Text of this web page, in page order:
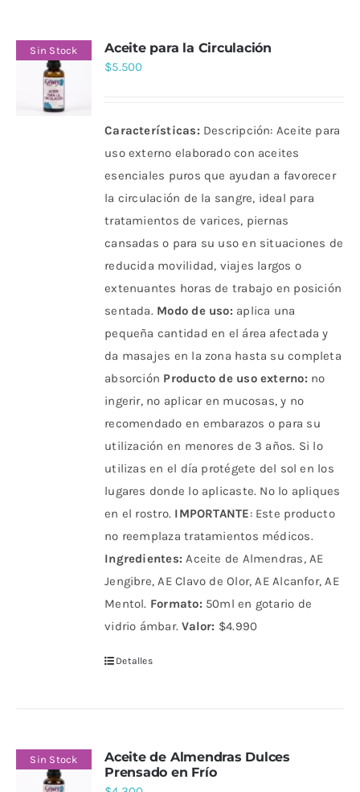
Sin Stock Aceite para la Circulación
$5.500
Características: Descripción: Aceite para
uso externo elaborado con aceites
esenciales puros que ayudan a favorecer
la circulación de la sangre, ideal para
tratamientos de varices, piernas
cansadas o para su uso en situaciones de
reducida movilidad, viajes largos o
extenuantes horas de trabajo en posición
sentada. Modo de uso: aplica una
pequeña cantidad en el área afectada y
da masajes en la zona hasta su completa
absorción Producto de uso externo: no
ingerir, no aplicar en mucosas, y no
recomendado en embarazos o para su
utilización en menores de 3 años. Si lo
utilizas en el día protégete del sol en los
lugares donde lo aplicaste. No lo apliques
en el rostro. IMPORTANTE: Este producto
no reemplaza tratamientos médicos.
Ingredientes: Aceite de Almendras, AE
Jengibre, AE Clavo de Olor, AE Alcanfor, AE
Mentol. Formato: 50ml en gotario de
vidrio ámbar. Valor: $4.990
Detalles
Sin Stock
Aceite de Almendras Dulces
Prensado en Frío